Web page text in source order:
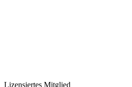
Lizensiertes Mitglied